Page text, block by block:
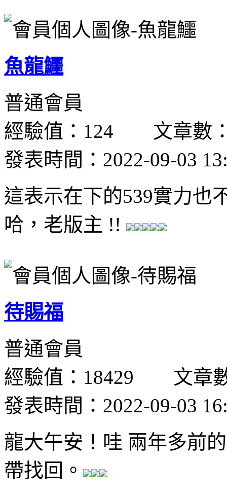
魚龍鱷
普通會員
經驗值：124 文章數
發表時間：2022-09-03
這表示在下的539實力也
哈，老版主 !!
待賜福
普通會員
經驗值：18429 文章
發表時間：2022-09-03
龍大午安！哇 兩年多前
帶找回。